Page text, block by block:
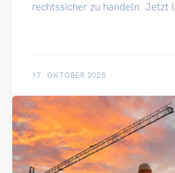
rechtssicher zu handeln. Jetzt
17. OKTOBER 2025